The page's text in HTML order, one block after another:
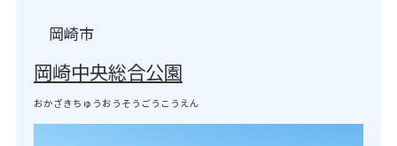
岡崎市
岡崎中央総合公園
おかざきちゅうおうそうごうこうえん